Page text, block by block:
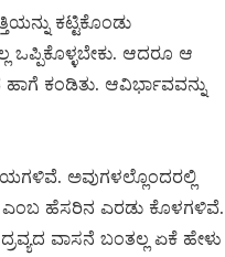
ಕಟ್ಟಿಕೊಂಡು
ಒಪ್ಪಿಕೊಳ್ಳಬೇಕು. ಆದರೂ ಆ
ಕಂಡಿತು. ಆವಿರ್ಭಾವವನ್ನು
ಅವುಗಳಲ್ಲೊಂದರಲ್ಲಿ
ಎಂಬ ಹೆಸರಿನ ಎರಡು ಕೊಳಗಳಿವೆ.
ವಾಸನೆ ಬಂತಲ್ಲ ಏಕೆ ಹೇಳು